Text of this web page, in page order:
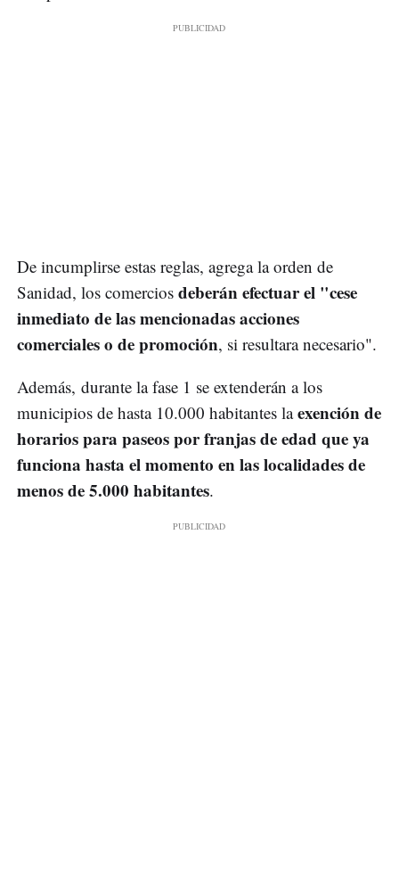
De incumplirse estas reglas, agrega la orden de
Sanidad, los comercios deberán efectuar el "cese
inmediato de las mencionadas acciones
comerciales o de promoción, si resultara necesario".
Además, durante la fase 1 se extenderán a los
municipios de hasta 10.000 habitantes laexención de
horarios para paseos por franjas de edad que ya
funciona hasta el momento en las localidades de
menos de 5.000 habitantes.